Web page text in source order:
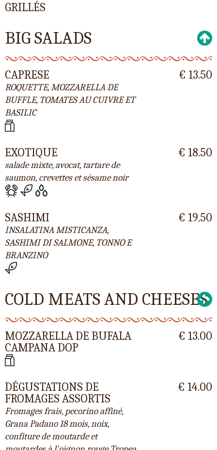
GRILLÉS
BIG SALADS
CAPRESE
ROQUETTE, MOZZARELLA DE
BUFFLE, TOMATES AU CUIVRE ET
BASILIC
€ 13.50
EXOTIQUE
salade mixte, avocat, tartare de
saumon, crevettes et sésame noir
€ 18.50
SASHIMI
INSALATINA MISTICANZA,
SASHIMI DI SALMONE, TONNO E
BRANZINO
€ 19.50
COLD MEATS AND CHEESES
MOZZARELLA DE BUFALA
CAMPANA DOP
€ 13.00
DÉGUSTATIONS DE
FROMAGES ASSORTIS
Fromages frais, pecorino affiné,
Grana Padano 18 mois, noix,
confiture de moutarde et
€ 14.00